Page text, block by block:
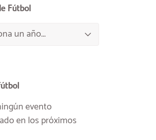
Fútbol
evento
en los próximos